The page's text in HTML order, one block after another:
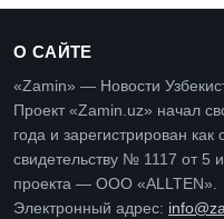
О САЙТЕ
«Zamin» — Новости
Проект «Zamin.uz» начал
года и зарегистрирован
свидетельству № 1117 от 5
проекта — ООО «ALLTEN».
Электронный адрес: